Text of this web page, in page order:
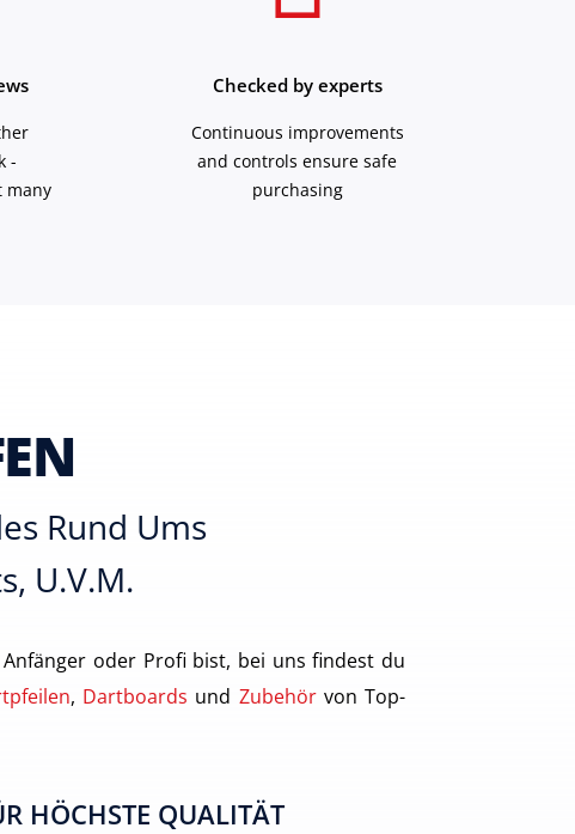
-
many
Checked by experts
Continuous improvements
and controls ensure safe
purchasing
Rund Ums
U.v.m.
oder Profi bist, bei uns findest du
, Dartboards und Zubehörvon Top-
HÖCHSTE QUALITÄT